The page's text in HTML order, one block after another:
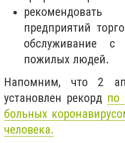
рекомендовать
предприятий
обслуживание
пожилых людей.
Напомним, что 2
установлен рекорд по
больных
человека.